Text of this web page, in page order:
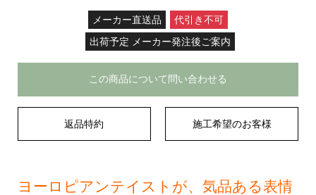
メーカー直送品
代引き不可
出荷予定 メーカー発注後ご案内
この商品について問い合わせる
返品特約 施工希望のお客様
ヨーロピアンテイストが、気品ある表情